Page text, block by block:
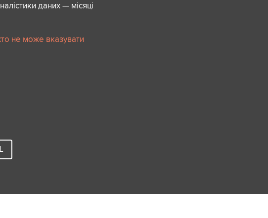
даних — місяці
не може вказувати